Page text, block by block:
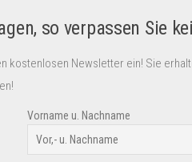
so verpassen Sie
kostenlosen Newsletter ein! Sie
Vorname u. Nachname